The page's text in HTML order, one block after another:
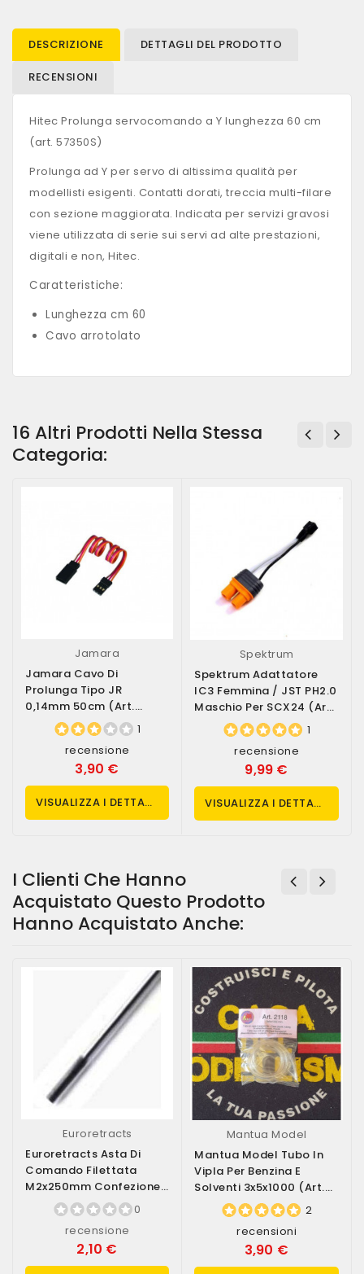
DESCRIZIONE DETTAGLI DEL PRODOTTO
RECENSIONI
Hitec Prolunga servocomando a Y lunghezza 60 cm
(art. 57350S)
Prolunga ad Y per servo di altissima qualità per
modellisti esigenti. Contatti dorati, treccia multi-filare
con sezione maggiorata. Indicata per servizi gravosi
viene utilizzata di serie sui servi ad alte prestazioni,
digitali e non, Hitec.
Caratteristiche:
Lunghezza cm 60
Cavo arrotolato
16 Altri Prodotti Nella Stessa
Categoria:
Jamara
Jamara Cavo Di
Prolunga Tipo JR
0,14mm 50cm (art.
098223)
1
recensione
3,90 €
VISUALIZZA I DETTAGLI
Spektrum
Spektrum Adattatore
IC3 Femmina / JST PH2.0
Maschio Per SCX24 (art.
SPMXCA309)
1
recensione
9,99 €
VISUALIZZA I DETTAGLI
I Clienti Che Hanno
Acquistato Questo Prodotto
Hanno Acquistato Anche:
Euroretracts
Euroretracts Asta Di
Comando Filettata
M2x250mm Confezione
Da 1 Pezzo (art....
0
recensione
2,10 €
Mantua Model
Mantua Model Tubo In
Vipla Per Benzina E
Solventi 3x5x1000 (art.
2
recensioni
3,90 €